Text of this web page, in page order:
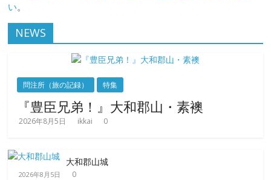
い。
NEWS
問注所（旅の記録） 特集
『豊臣兄弟！』大和郡山・素襖
2026年8月5日 ikkai 0
大和郡山城
2026年8月5日 0